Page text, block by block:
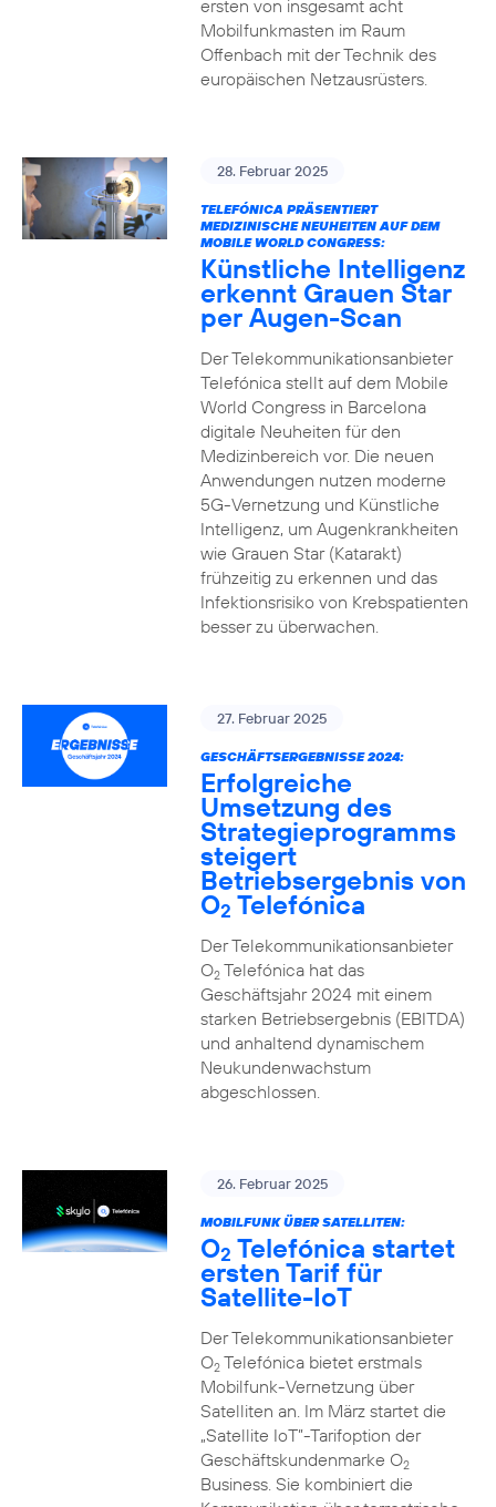
ersten von insgesamt acht
Mobilfunkmasten im Raum
Offenbach mit der Technik des
europäischen Netzausrüsters.
28. Februar 2025
TELEFÓNICA PRÄSENTIERT
MEDIZINISCHE NEUHEITEN AUF DEM
MOBILE WORLD CONGRESS:
Künstliche Intelligenz
erkennt Grauen Star
per Augen-Scan
Der Telekommunikationsanbieter
Telefónica stellt auf dem Mobile
World Congress in Barcelona
digitale Neuheiten für den
Medizinbereich vor. Die neuen
Anwendungen nutzen moderne
5G-Vernetzung und Künstliche
Intelligenz, um Augenkrankheiten
wie Grauen Star (Katarakt)
frühzeitig zu erkennen und das
Infektionsrisiko von Krebspatienten
besser zu überwachen.
27. Februar 2025
GESCHÄFTSERGEBNISSE 2024:
Erfolgreiche
Umsetzung des
Strategieprogramms
steigert
Betriebsergebnis von
O2 Telefónica
Der Telekommunikationsanbieter
O2Telefónica hat das
Geschäftsjahr 2024 mit einem
starken Betriebsergebnis (EBITDA)
und anhaltend dynamischem
Neukundenwachstum
abgeschlossen.
26. Februar 2025
MOBILFUNK ÜBER SATELLITEN:
O2 Telefónica startet
ersten Tarif für
Satellite-IoT
Der Telekommunikationsanbieter
O2Telefónica bietet erstmals
Mobilfunk-Vernetzung über
Satelliten an. Im März startet die
„Satellite IoT”-Tarifoption der
Geschäftskundenmarke O2
Business. Sie kombiniert die